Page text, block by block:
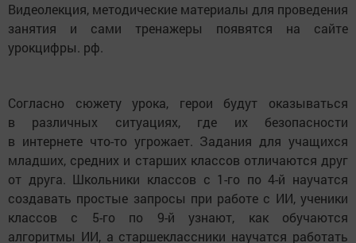
Видеолекция, методические материалы для проведения
занятия и сами тренажеры появятся на сайте
урокцифры. рф.
Согласно сюжету урока, герои будут оказываться
в различных ситуациях, где их безопасности
в интернете что-то угрожает. Задания для учащихся
младших, средних и старших классов отличаются друг
от друга. Школьники классов с 1-го по 4-й научатся
создавать простые запросы при работе с ИИ, ученики
классов с 5-го по 9-й узнают, как обучаются
алгоритмы ИИ, а старшеклассники научатся работать